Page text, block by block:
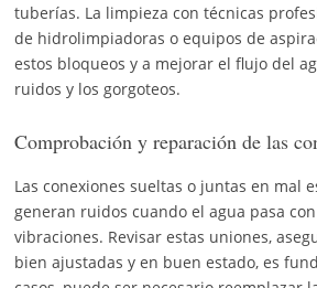
tuberías. La limpieza con técnicas
de hidrolimpiadoras o equipos de
estos bloqueos y a mejorar el flujo del
ruidos y los gorgoteos.
Comprobación y reparación de las
Las conexiones sueltas o juntas en mal
generan ruidos cuando el agua pasa
vibraciones. Revisar estas uniones,
bien ajustadas y en buen estado, es